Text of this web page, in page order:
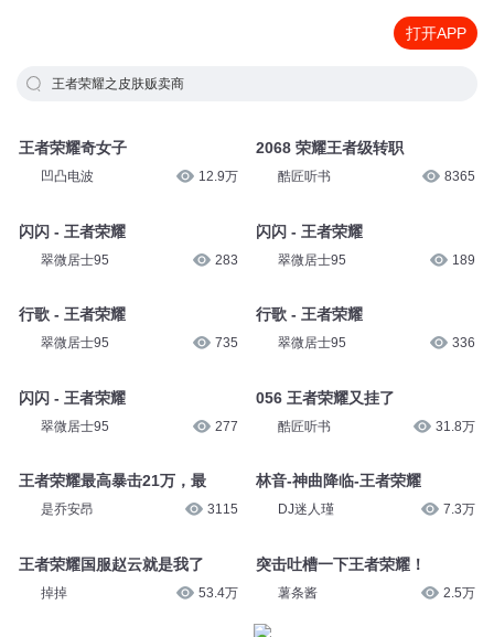
打开APP
王者荣耀之皮肤贩卖商
王者荣耀奇女子
凹凸电波 12.9万
闪闪 - 王者荣耀
翠微居士95 283
行歌 - 王者荣耀
翠微居士95 735
闪闪 - 王者荣耀
翠微居士95 277
王者荣耀最高暴击21万，最
是乔安昂 3115
王者荣耀国服赵云就是我了
掉掉 53.4万
2068 荣耀王者级转职
酷匠听书 8365
闪闪 - 王者荣耀
翠微居士95 189
行歌 - 王者荣耀
翠微居士95 336
056 王者荣耀又挂了
酷匠听书 31.8万
林音-神曲降临-王者荣耀
DJ迷人瑾 7.3万
突击吐槽一下王者荣耀！
薯条酱 2.5万